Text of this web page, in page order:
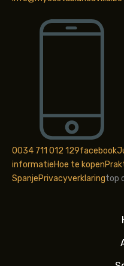
0034 711 012 129facebook
informatieHoe te kopen
SpanjePrivacyverklaringtop